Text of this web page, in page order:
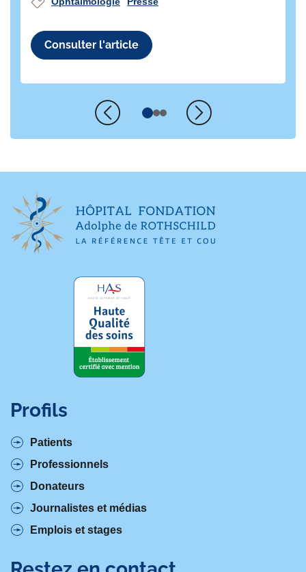
Consulter l'article
Suivant
Profils
Patients
Professionnels
Donateurs
Journalistes et médias
Emplois et stages